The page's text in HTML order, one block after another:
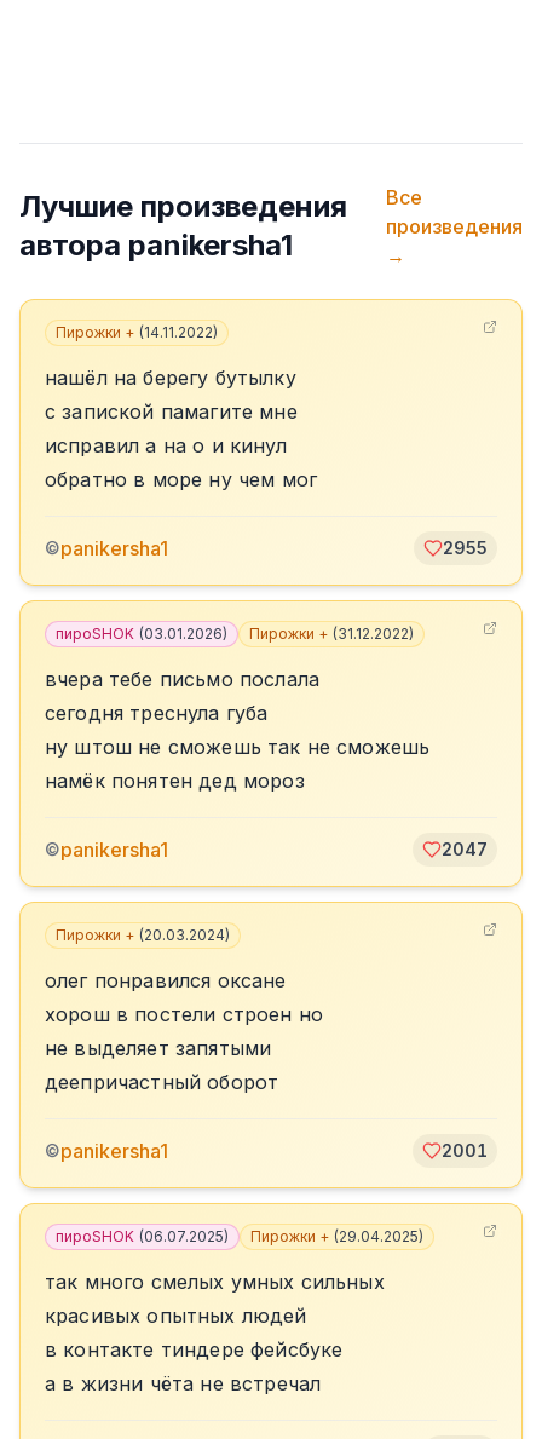
Лучшие произведения
автора panikersha1
Все
произведения
→
Пирожки + (14.11.2022)
нашёл на берегу бутылку
с запиской памагите мне
исправил а на о и кинул
обратно в море ну чем мог
©panikersha1 2955
пироSHOK (03.01.2026) Пирожки + (31.12.2022)
вчера тебе письмо послала
сегодня треснула губа
ну штош не сможешь так не сможешь
намёк понятен дед мороз
©panikersha1 2047
Пирожки + (20.03.2024)
олег понравился оксане
хорош в постели строен но
не выделяет запятыми
деепричастный оборот
©panikersha1 2001
пироSHOK (06.07.2025) Пирожки + (29.04.2025)
так много смелых умных сильных
красивых опытных людей
в контакте тиндере фейсбуке
а в жизни чёта не встречал